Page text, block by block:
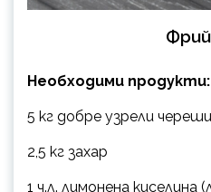
Необходими продукти:
5 кг добре узрели череши
2,5 кг захар
1 ч.л. лимонена киселина